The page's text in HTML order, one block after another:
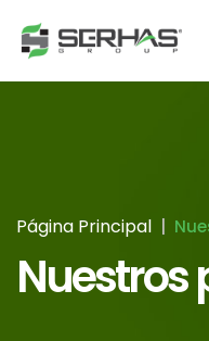
Página Principal
Nuestros